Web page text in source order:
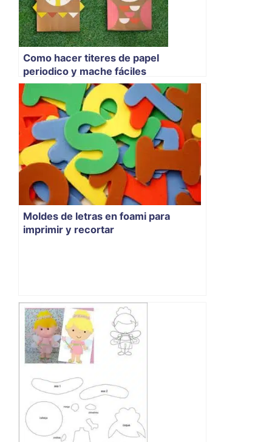
Como hacer titeres de papel
periodico y mache fáciles
Moldes de letras en foami para
imprimir y recortar